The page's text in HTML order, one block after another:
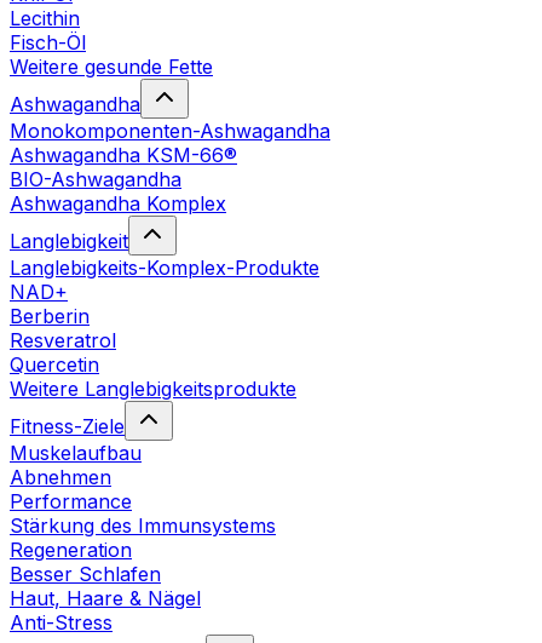
Lecithin
Fisch-Öl
Weitere gesunde Fette
Ashwagandha
Monokomponenten-Ashwagandha
Ashwagandha KSM-66®
BIO-Ashwagandha
Ashwagandha Komplex
Langlebigkeit
Langlebigkeits-Komplex-Produkte
NAD+
Berberin
Resveratrol
Quercetin
Weitere Langlebigkeitsprodukte
Fitness-Ziele
Muskelaufbau
Abnehmen
Performance
Stärkung des Immunsystems
Regeneration
Besser Schlafen
Haut, Haare & Nägel
Anti-Stress